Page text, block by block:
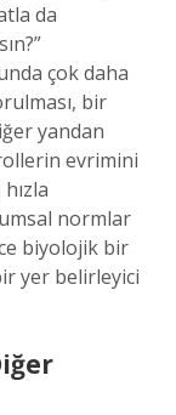
da
çok daha
bir
yandan
evrimini
normlar
biyolojik bir
yer belirleyici